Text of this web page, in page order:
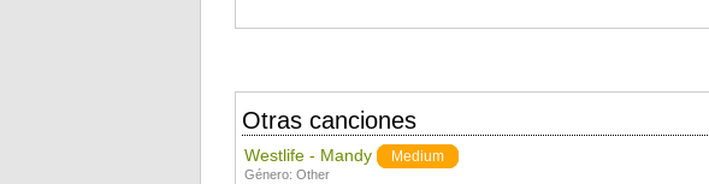
Otras canciones
Westlife - Mandy Medium
Género: Other